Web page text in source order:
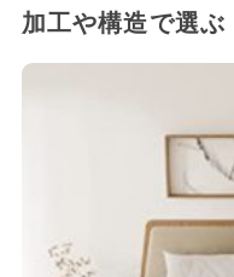
加工や構造で選ぶ